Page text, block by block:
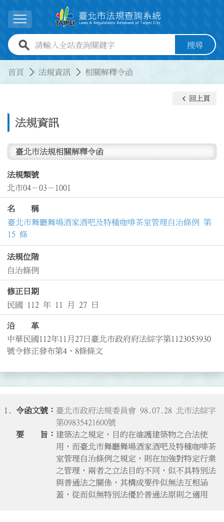
展開選單
全站查詢關鍵字欄位 搜尋
首頁 法規資訊 相關解釋令函
法規資訊
keyboard_arrow_left 回上頁
臺北市法規相關解釋令函
法規類號
北市04－03－1001
名 稱
臺北市舞廳舞場酒家酒吧及特種咖啡茶室管理自治條例 第
15 條
法規位階
自治條例
修正日期
民國 112 年 11 月 27 日
沿 革
中華民國112年11月27日臺北市政府府法綜字第1123053930
號令修正發布第4、8條條文
1.
臺北市政府法規委員會 98.07.28 北市法綜字
第09835421600號
建築法之規定，目的在維護建築物之合法使
用，而臺北市舞廳舞場酒家酒吧及特種咖啡茶
室管理自治條例之規定，則在加強對特定行業
之管理，兩者之立法目的不同，似不具特別法
與普通法之關係，其構成要件似無法互相涵
蓋，從而似無特別法優於普通法原則之適用